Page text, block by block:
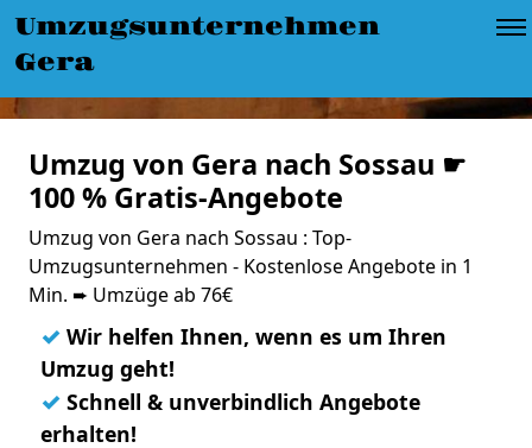
Umzugsunternehmen
Gera
Umzug von Gera nach Sossau ☛
100 % Gratis-Angebote
Umzug von Gera nach Sossau : Top-
Umzugsunternehmen - Kostenlose Angebote in 1
Min. ➨ Umzüge ab 76€
✓ Wir helfen Ihnen, wenn es um Ihren
Umzug geht!
✓ Schnell & unverbindlich Angebote
erhalten!